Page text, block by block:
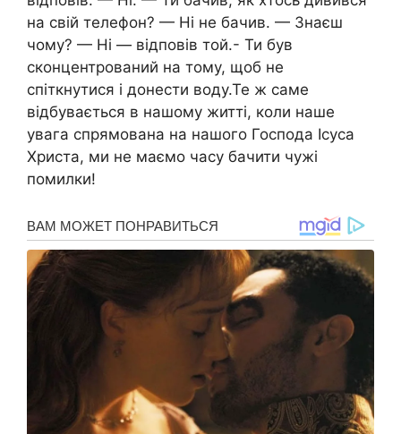
на свій телефон? — Ні не бачив. — Знаєш
чому? — Ні — відповів той.- Ти був
сконцентрований на тому, щоб не
спіткнутися і донести воду.Те ж саме
відбувається в нашому житті, коли наше
увага спрямована на нашого Господа Ісуса
Христа, ми не маємо часу бачити чужі
помилки!